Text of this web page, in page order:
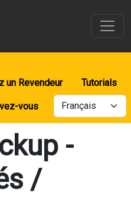
un Revendeur Tutorials
vous
-
/